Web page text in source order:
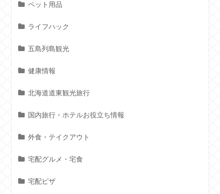
ペット用品
ライフハック
五島列島観光
健康情報
北海道道東観光旅行
国内旅行・ホテルお役立ち情報
外食・テイクアウト
宅配グルメ・宅食
宅配ピザ